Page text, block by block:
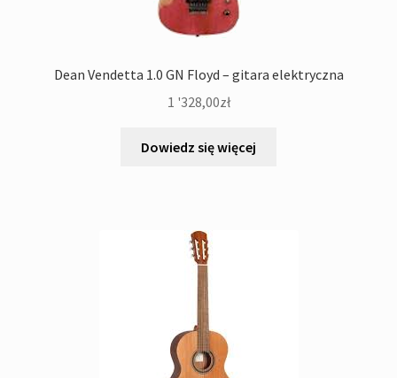
Dean Vendetta 1.0 GN Floyd – gitara elektryczna
1 '328,00zł
Dowiedz się więcej